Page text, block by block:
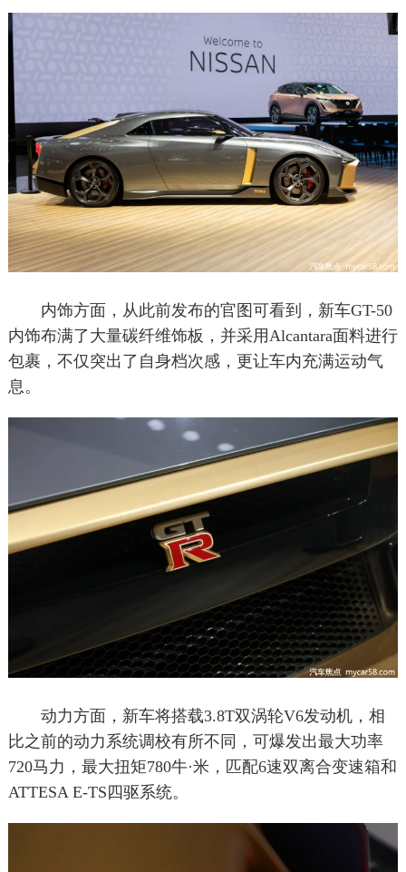
内饰方面，从此前发布的官图可看到，新车GT-50
内饰布满了大量碳纤维饰板，并采用Alcantara面料进行
包裹，不仅突出了自身档次感，更让车内充满运动气
息。
动力方面，新车将搭载3.8T双涡轮V6发动机，相
比之前的动力系统调校有所不同，可爆发出最大功率
720马力，最大扭矩780牛·米，匹配6速双离合变速箱和
ATTESA E-TS四驱系统。